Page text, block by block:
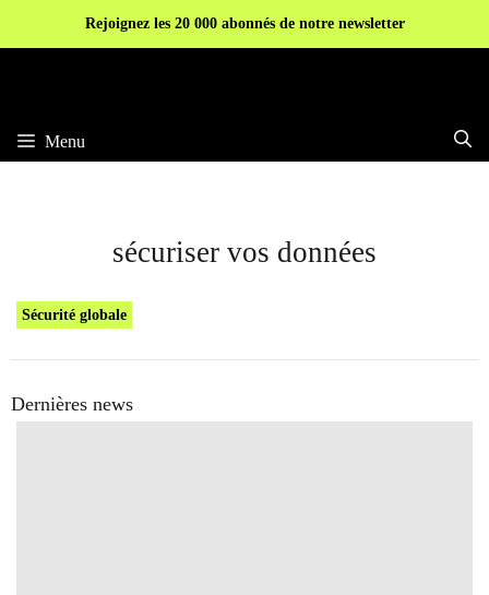
Rejoignez les 20 000 abonnés de notre newsletter
Menu
sécuriser vos données
Sécurité globale
Dernières news